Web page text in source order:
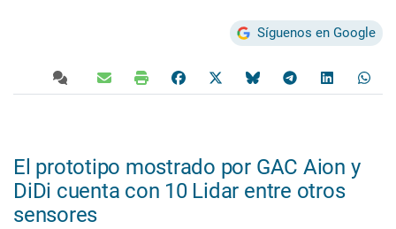
Síguenos en Google
El prototipo mostrado por GAC Aion y
DiDi cuenta con 10 Lidar entre otros
sensores